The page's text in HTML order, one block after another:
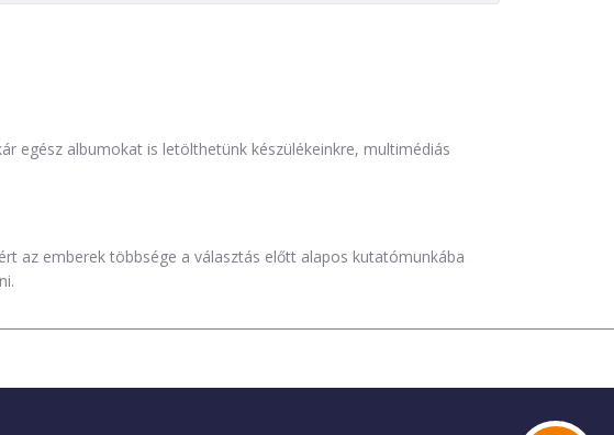
egész albumokat is letölthetünk készülékeinkre, multimédiás
az emberek többsége a választás előtt alapos kutatómunkába